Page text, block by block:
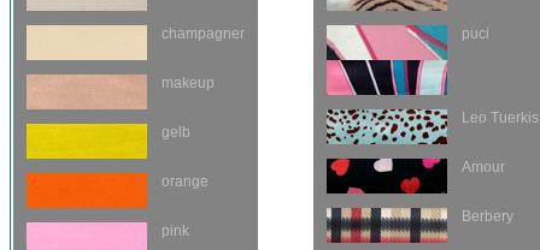
champagner
makeup
gelb
orange
pink
puci
Leo Tuerkis
Amour
Berbery